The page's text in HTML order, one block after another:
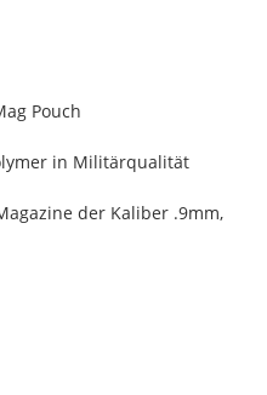
Pouch
in Militärqualität
der Kaliber .9mm,